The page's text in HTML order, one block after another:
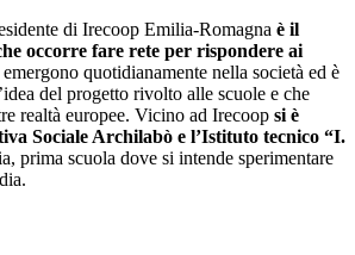
di Irecoop Emilia-Romagna è il
occorre fare rete per rispondere ai
emergono quotidianamente nella società ed è
del progetto rivolto alle scuole e che
realtà europee. Vicino ad Irecoop si è
Sociale Archilabò e l’Istituto tecnico “I.
prima scuola dove si intende sperimentare